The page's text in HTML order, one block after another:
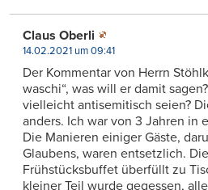
Claus Oberli
14.02.2021 um 09:41
Der Kommentar von Herrn
waschi“, was will er damit
vielleicht antisemitisch seien?
anders. Ich war von 3 Jahren in
Die Manieren einiger Gäste,
Glaubens, waren entsetzlich.
Frühstücksbuffet überfüllt zu
kleiner Teil wurde gegessen,